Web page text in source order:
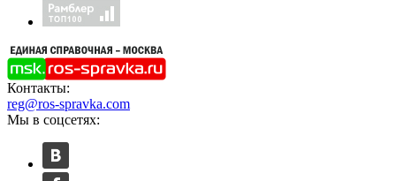
Контакты:
reg@ros-spravka.com
Мы в соцсетях: